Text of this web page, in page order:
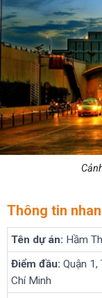
Thông tin
Tên dự án: Hầm
Điểm đầu: Quận
Chí Minh